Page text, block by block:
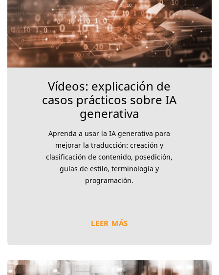
Vídeos: explicación de
casos prácticos sobre IA
generativa
Aprenda a usar la IA generativa para
mejorar la traducción: creación y
clasificación de contenido, posedición,
guías de estilo, terminología y
programación.
LEER MÁS